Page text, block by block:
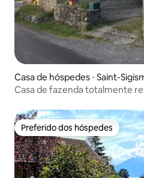
Casa de hóspedes ⋅ Saint-
Casa de fazenda totalmente
Preferido dos hóspedes
Preferido dos hóspedes